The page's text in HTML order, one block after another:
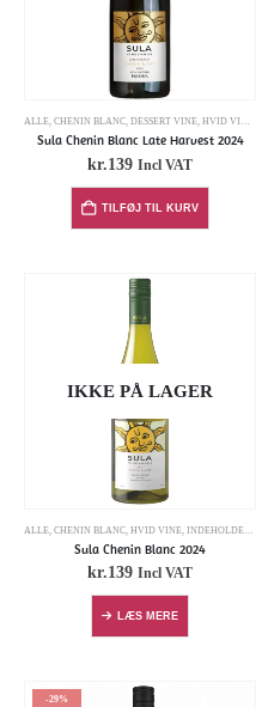
ALLE, CHENIN BLANC, DESSERT VINE, HVID VINE
Sula Chenin Blanc Late Harvest 2024
kr.139 Incl VAT
TILFØJ TIL KURV
IKKE PÅ LAGER
ALLE, CHENIN BLANC, HVID VINE, INDEHOLDER SULFITTER
Sula Chenin Blanc 2024
kr.139 Incl VAT
LÆS MERE
-29%